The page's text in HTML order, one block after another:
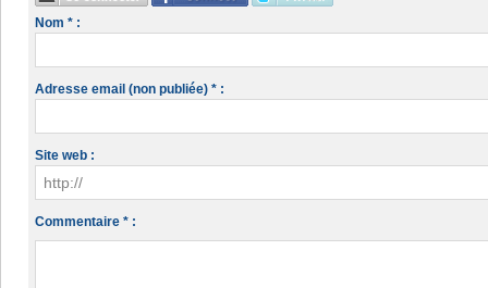
Nom * :
Adresse email (non publiée) * :
Site web :
Commentaire * :